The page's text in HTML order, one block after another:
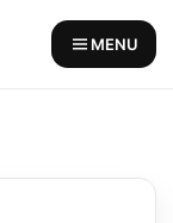
MENU